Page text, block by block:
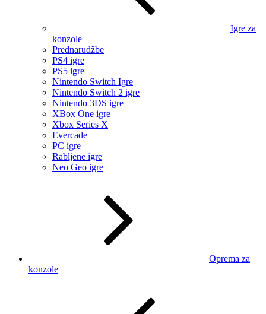
Igre za
konzole
Prednarudžbe
PS4 igre
PS5 igre
Nintendo Switch Igre
Nintendo Switch 2 igre
Nintendo 3DS igre
XBox One igre
Xbox Series X
Evercade
PC igre
Rabljene igre
Neo Geo igre
Oprema za
konzole